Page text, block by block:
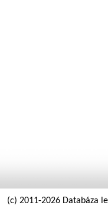
(c) 2011-2026 Databáza